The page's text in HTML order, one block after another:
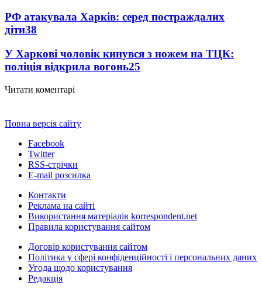
РФ атакувала Харків: серед постраждалих
діти38
У Харкові чоловік кинувся з ножем на ТЦК:
поліція відкрила вогонь25
Читати коментарі
Повна версія сайту
Facebook
Twitter
RSS-стрічки
E-mail розсилка
Контакти
Реклама на сайті
Використання матеріалів korrespondent.net
Правила користування сайтом
Договір користування сайтом
Політика у сфері конфіденційності і персональних даних
Угода щодо користування
Редакція